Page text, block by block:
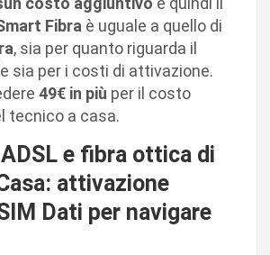
Fibra è uguale a quello di
, sia per quanto riguarda il
sia per i costi di attivazione.
49€ in più per il costo
tecnico a casa.
e fibra ottica di
attivazione
Dati per navigare